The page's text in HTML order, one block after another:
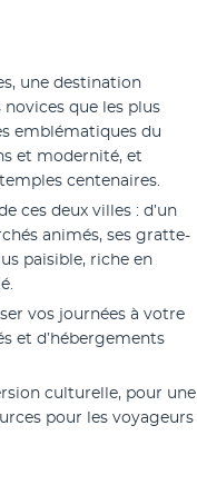
une destination
que les plus
emblématiques du
centenaires.
ces deux villes : d’un
animés, ses gratte-
paisible, riche en
vos journées à votre
et d’hébergements
culturelle, pour une
pour les voyageurs